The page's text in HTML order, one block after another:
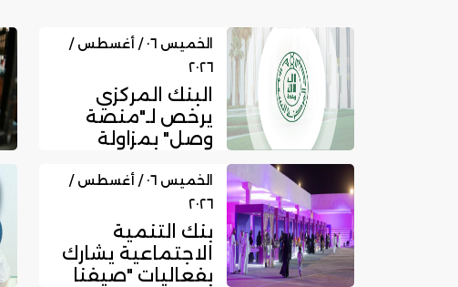
الخميس ٠٦ / أغسطس /
٢٠٢٦
البنك المركزي
يرخص لـ"منصة
وصل" بمزاولة
الرقمية لجهات
الت...
الخميس ٠٦ / أغسطس /
٢٠٢٦
بنك التنمية
الاجتماعية يشارك
بفعاليات "صيفنا